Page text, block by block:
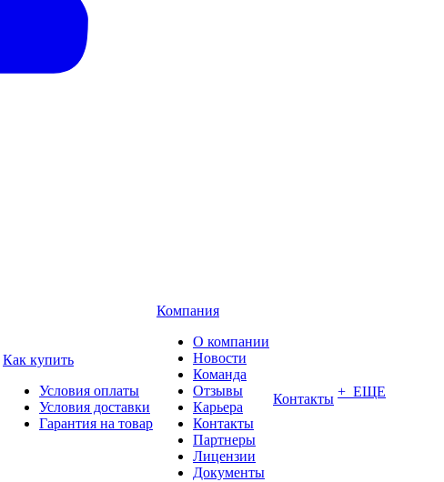
Как купить
Условия оплаты
Условия доставки
Гарантия на товар
Компания
О компании
Новости
Команда
Отзывы
Карьера
Контакты
Партнеры
Лицензии
Документы
Контакты + ЕЩЕ